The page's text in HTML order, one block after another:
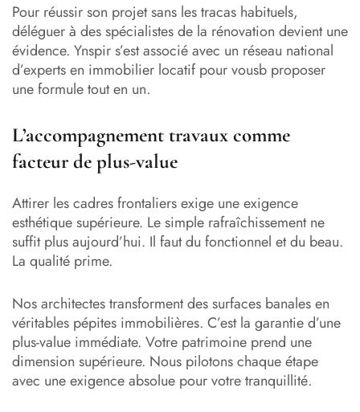
Pour réussir son projet sans les tracas habituels,
déléguer à des spécialistes de la rénovation devient une
évidence. Ynspir s’est associé avec un réseau national
d’experts en immobilier locatif pour vousb proposer
une formule tout en un.
L’accompagnement travaux comme
facteur de plus-value
Attirer les cadres frontaliers exige une exigence
esthétique supérieure. Le simple rafraîchissement ne
suffit plus aujourd’hui. Il faut du fonctionnel et du beau.
La qualité prime.
Nos architectes transforment des surfaces banales en
véritables pépites immobilières. C’est la garantie d’une
plus-value immédiate. Votre patrimoine prend une
dimension supérieure. Nous pilotons chaque étape
avec une exigence absolue pour votre tranquillité.